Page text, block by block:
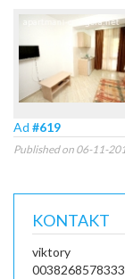
Ad #619
Published on 06-11-
KONTAKT
viktory
0038268578333